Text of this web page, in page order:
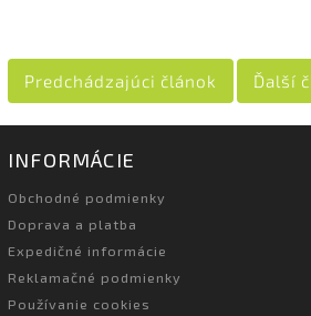
Predchádzajúci článok Ďalší
INFORMÁCIE
Obchodné podmienky
Doprava a platba
Expedičné informácie
Reklamačné podmienky
Používanie cookies